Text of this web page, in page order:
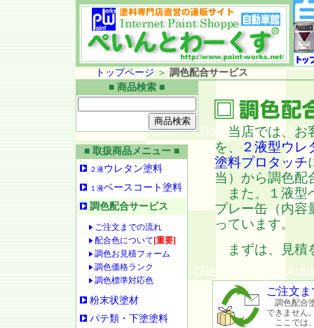
トップページ ＞ 調色配合サービス
■ 商品検索 ■
■ 取扱商品メニュー ■
２液ウレタン塗料
１液ベースコート塗料
調色配合サービス
ご注文までの流れ
配合色について [重要]
調色お見積フォーム
調色価格ランク
調色標準対応色
粉末状塗材
パテ類・下塗塗料
当店では、お
を、
２液型ウレ
塗料プロタッチ
当）から調色配
また、１液型
プレー缶（内容
っています。
まずは、見積
ご注文
調色配合
できません
ここでは